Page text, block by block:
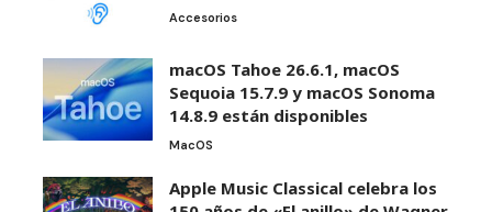
Accesorios
macOS Tahoe 26.6.1, macOS
Sequoia 15.7.9 y macOS Sonoma
14.8.9 están disponibles
MacOS
Apple Music Classical celebra los